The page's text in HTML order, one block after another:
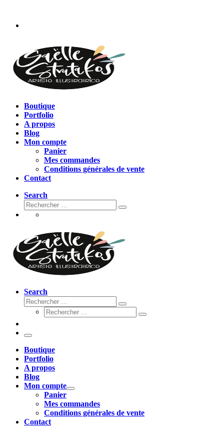
contenu
Boutique
Portfolio
A propos
Blog
Mon compte
Panier
Mes commandes
Conditions générales de vente
Contact
Search
Rechercher
Rechercher
Search
Rechercher
Rechercher
Rechercher
Rechercher
Menu
Boutique
Portfolio
A propos
Blog
Mon compte
Panier
Mes commandes
Conditions générales de vente
Contact